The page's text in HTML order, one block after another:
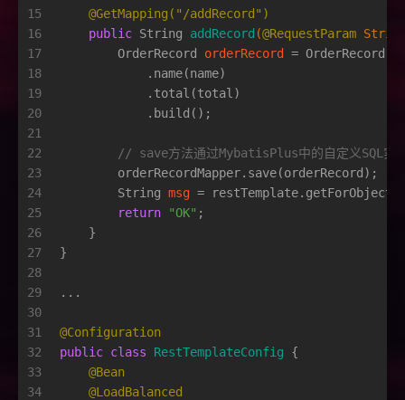
15
16
17
18
19
20
21
22
23
24
25
26
27
28
29
30
31
32
33
34
@GetMapping("/addRecord")
public String addRecord (@RequestParam
OrderRecord
orderRecord =
            .name(name)
            .total(total)
            .build();
// save方法通过MybatisPlus中的自定义SQL实
        orderRecordMapper.save(orderRecord);
String msg =
return
"OK" ;
    }
}
...
@Configuration
public class RestTemplateConfig {
@Bean
@LoadBalanced